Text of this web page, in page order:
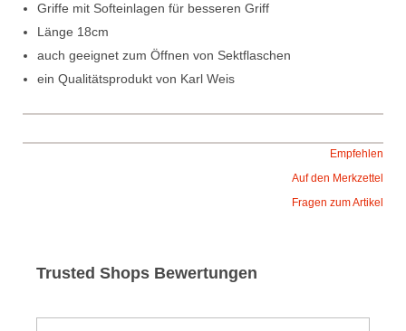
Griffe mit Softeinlagen für besseren Griff
Länge 18cm
auch geeignet zum Öffnen von Sektflaschen
ein Qualitätsprodukt von Karl Weis
Empfehlen
Auf den Merkzettel
Fragen zum Artikel
Trusted Shops Bewertungen